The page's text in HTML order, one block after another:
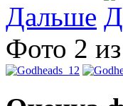
Дальше
Фото 2